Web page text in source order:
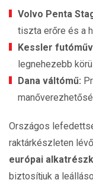
Volvo Penta
tiszta erőre és a
Kessler
legnehezebb
Dana váltómű:
Országos
raktárkészleten
európai
biztosítjuk a